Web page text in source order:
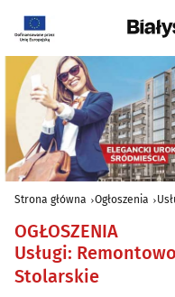
Strona główna Ogłoszenia
OGŁOSZENIA
Usługi:
Stolarskie